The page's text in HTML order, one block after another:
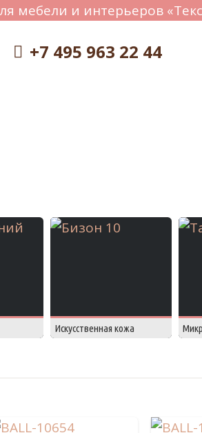
мебели и интерьеров
+7 495 963 22 44
Искусственная кожа